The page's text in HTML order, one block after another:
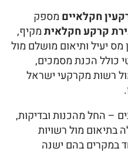
חקלאיים מספק
קרקע חקלאיתמקיף,
יעיל ותיאום מושלם מול
כולל הכנת מסמכים,
רשות מקרקעי ישראל
– החל מהכנות ובדיקות,
בתיאום מול רשויות
במקרים בהם ישנה